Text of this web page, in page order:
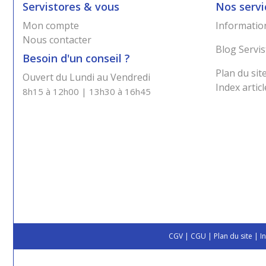
Servistores & vous
Mon compte
Nous contacter
Besoin d'un conseil ?
Ouvert du Lundi au Vendredi
8h15 à 12h00 | 13h30 à 16h45
Nos
Blog
Plan du
Index
CGV | CGU | Plan du site |